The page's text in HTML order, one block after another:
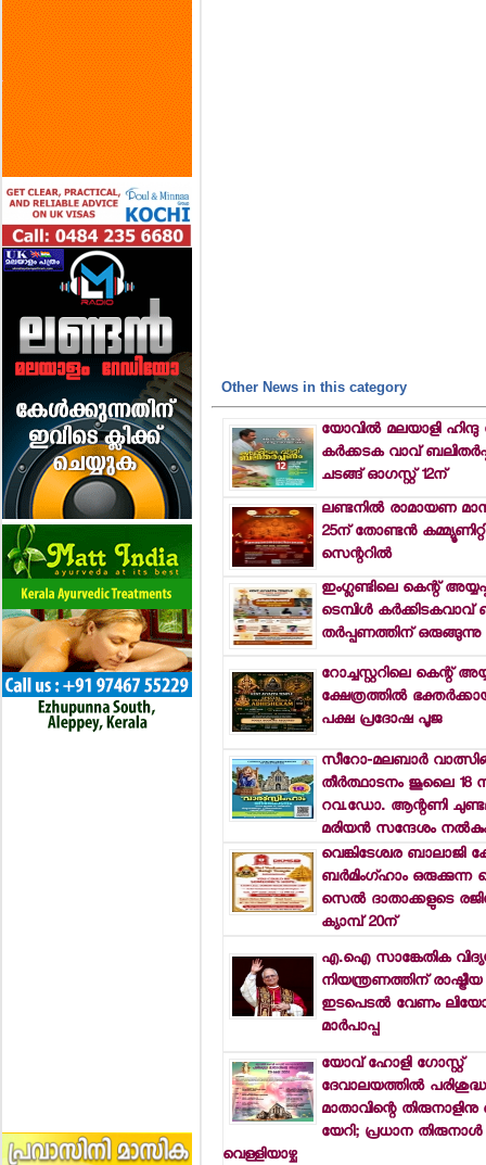
Other News in this category
യോവില്‍ മലയാളി
കര്‍ക്കടക വാവ്
ചടങ്ങ് ഓഗസ്റ്റ് 12ന്
ലണ്ടനില്‍ രാമായണ
25ന് തോണ്ടന്‍
സെന്ററില്‍
ഇംഗ്ലണ്ടിലെ കെന്റ്
ടെമ്പിള്‍ കര്‍ക്കിടകവാവ്
തര്‍പ്പണത്തിന് ഒരുങ്ങുന്നു
റോച്ചസ്റ്ററിലെ കെന്റ്
ക്ഷേത്രത്തില്‍
പക്ഷ പ്രദോഷ പൂജ
സീറോ-മലബാര്‍
തീര്‍ത്ഥാടനം ജൂലൈ 18
റവ.ഡോ. ആന്റണി
മരിയന്‍ സന്ദേശം
വെങ്കിടേശ്വര ബാലാജി
ബര്‍മിംഗ്ഹാം ഒരുക്കുന്ന
സെല്‍ ദാതാക്കളുടെ
ക്യാമ്പ് 20ന്
എ.ഐ സാങ്കേതിക
നിയന്ത്രണത്തിന് രാഷ്ട്രീയ
ഇടപെടല്‍ വേണം
മാര്‍പാപ്പ
യോവ് ഹോളി ഗോസ്റ്റ്
ദേവാലയത്തില്‍ പരിശുദ്ധ
മാതാവിന്റെ
യേറി; പ്രധാന തിരുനാള്‍
വെള്ളിയാഴ്ച